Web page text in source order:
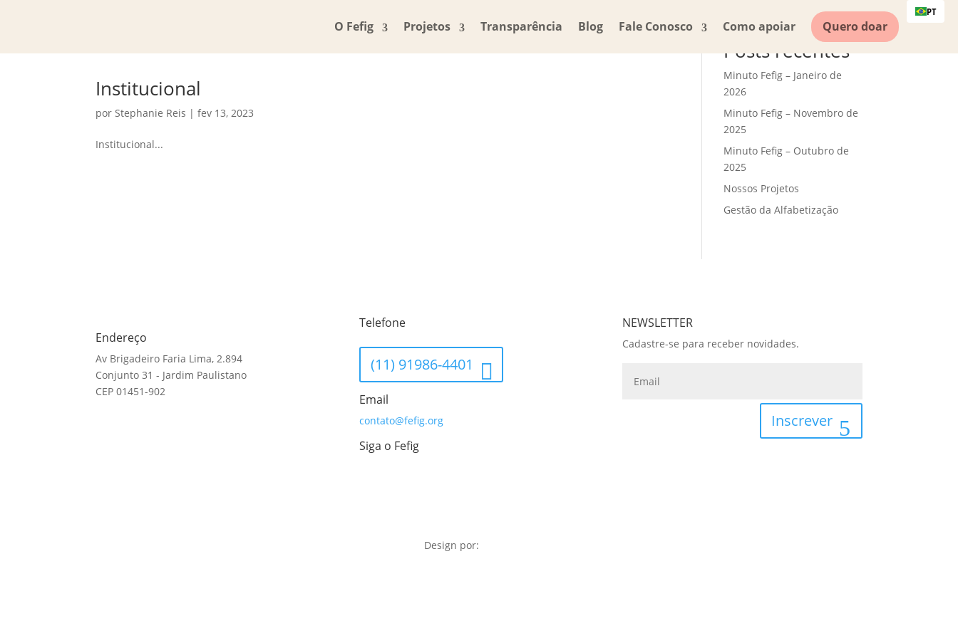
O Fefig Projetos Transparência Blog Fale Conosco Como apoiar Quero doar
PT
Institucional
porStephanie Reis |fev 13, 2023
Institucional...
Posts recentes
Minuto Fefig – Janeiro de
2026
Minuto Fefig – Novembro de
2025
Minuto Fefig – Outubro de
2025
Nossos Projetos
Gestão da Alfabetização
Endereço
Av Brigadeiro Faria Lima, 2.894
Conjunto 31 - Jardim Paulistano
CEP 01451-902
Telefone
(11) 91986-4401
Email
contato@fefig.org
Siga o Fefig
NEWSLETTER
Cadastre-se para receber novidades.
Inscrever
Design por: